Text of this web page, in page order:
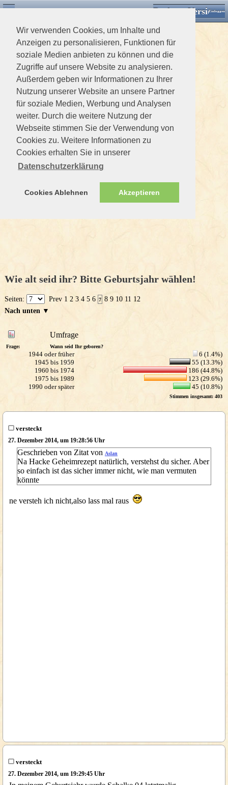
Wir verwenden Cookies, um Inhalte und
Anzeigen zu personalisieren, Funktionen für
soziale Medien anbieten zu können und die
Zugriffe auf unsere Website zu analysieren.
Außerdem geben wir Informationen zu Ihrer
Nutzung unserer Website an unsere Partner
für soziale Medien, Werbung und Analysen
weiter. Durch die weitere Nutzung der
Webseite stimmen Sie der Verwendung von
Cookies zu. Weitere Informationen zu
Cookies erhalten Sie in unserer
Datenschutzerklärung
Cookies Ablehnen Akzeptieren
Desktop VersionEinloggen
Wie alt seid ihr? Bitte Geburtsjahr wählen!
Seiten: Prev 1 2 3 4 5 6 7 8 9 10 11 12
Nach unten ▼
Umfrage
Frage: Wann seid Ihr geboren?
1944 oder früher
6 (1.4%)
1945 bis 1959
55 (13.3%)
1960 bis 1974
186 (44.8%)
1975 bis 1989
123 (29.6%)
1990 oder später
45 (10.8%)
Stimmen insgesamt: 403
versteckt
27. Dezember 2014, um 19:28:56 Uhr
Geschrieben von Zitat von Aslan
Na Hacke Geheimrezept natürlich, verstehst du sicher. Aber
so einfach ist das sicher immer nicht, wie man vermuten
könnte
ne versteh ich nicht,also lass mal raus
versteckt
27. Dezember 2014, um 19:29:45 Uhr